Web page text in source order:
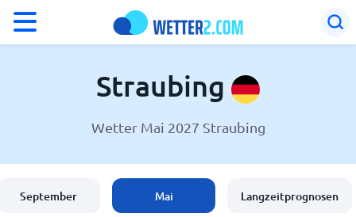
Wetter in Straubing
Straubing
Wetter Mai 2027 Straubing
September Mai Langzeitprognosen